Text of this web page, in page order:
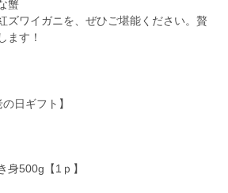
蟹
ズワイガニを、ぜひご堪能ください。贅
ます！
日ギフト】
身500g【1ｐ】